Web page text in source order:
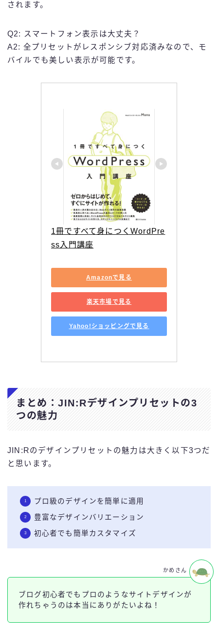
されます。
Q2: スマートフォン表示は大丈夫？
A2: 全プリセットがレスポンシブ対応済みなので、モ
バイルでも美しい表示が可能です。
1冊ですべて身につくWordPre
ss入門講座
Amazonで見る
楽天市場で見る
Yahoo!ショッピングで見る
まとめ：JIN:Rデザインプリセットの3
つの魅力
JIN:Rのデザインプリセットの魅力は大きく以下3つだ
と思います。
プロ級のデザインを簡単に適用
豊富なデザインバリエーション
初心者でも簡単カスタマイズ
ブログ初心者でもプロのようなサイトデザインが
作れちゃうのは本当にありがたいよね！
かめさん